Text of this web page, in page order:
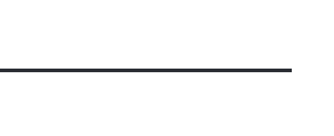
hacemos y se la
de las invitaciones se